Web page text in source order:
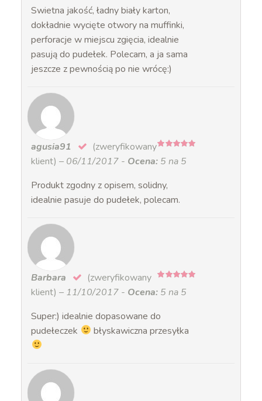
Swietna jakość, ładny biały karton,
dokładnie wycięte otwory na muffinki,
perforacje w miejscu zgięcia, idealnie
pasują do pudełek. Polecam, a ja sama
jeszcze z pewnością po nie wrócę:)
agusia91
(zweryfikowany
klient) – 06/11/2017 - Ocena: 5 na 5
Produkt zgodny z opisem, solidny,
idealnie pasuje do pudełek, polecam.
Barbara
(zweryfikowany
klient) – 11/10/2017 - Ocena: 5 na 5
Super:) idealnie dopasowane do
pudełeczek
błyskawiczna przesyłka